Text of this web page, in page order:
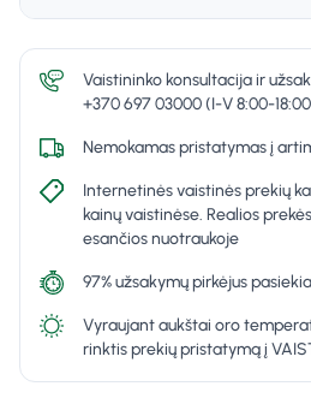
Vaistininko konsultacija ir
+370 697 03000 (I-V 8:00-
Nemokamas pristatymas į
Internetinės vaistinės prekių
kainų vaistinėse. Realios
esančios nuotraukoje
97% užsakymų pirkėjus
Vyraujant aukštai oro
rinktis prekių pristatymą į